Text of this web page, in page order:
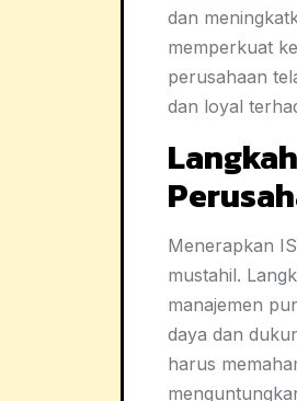
dan
memperkuat
perusahaan
dan loyal
Menerapkan
mustahil.
manajemen
daya dan
harus